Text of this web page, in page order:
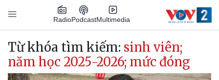
Nhảy đến nội dung
RadioPodcastMultimedia
Main navigation
Từ khóa tìm kiếm: sinh viên;
năm học 2025-2026; mức đóng